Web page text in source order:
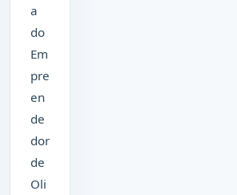
a
do
Em
pre
en
de
dor
de
Oli